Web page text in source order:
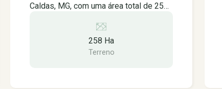
Caldas, MG, com uma área total de 258
metros. Com excelente localização,
apenas 20km do Centro da cidade, com
asfalto em breve passando na entrada
258 Ha
Terreno